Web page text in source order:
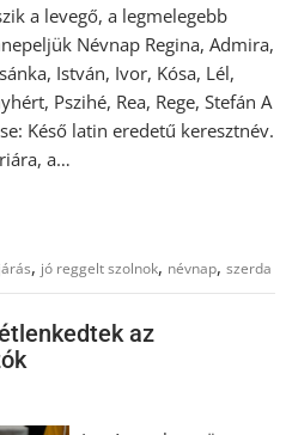
a levegő, a legmelegebb
Névnap Regina, Admira,
István, Ivor, Kósa, Lél,
Pszihé, Rea, Rege, Stefán A
Késő latin eredetű keresztnév.
a…
, jó reggelt szolnok, névnap,szerda
az